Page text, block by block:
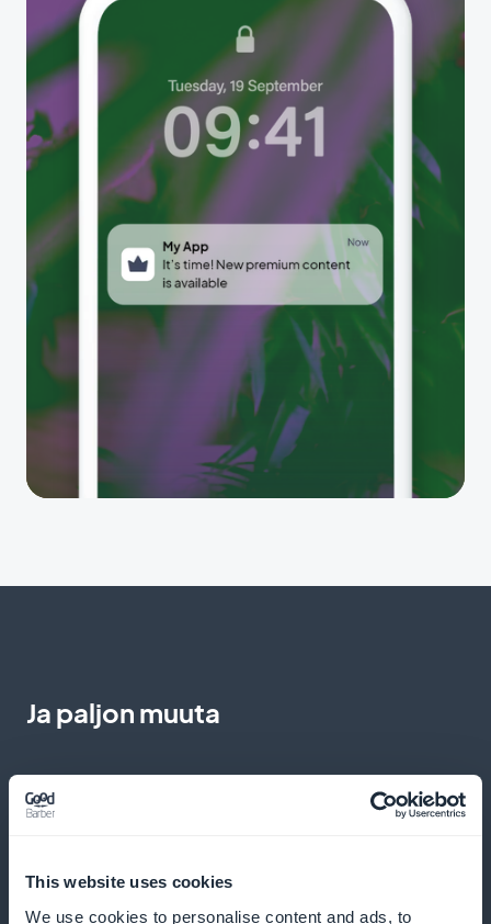
This website uses cookies
We use cookies to personalise content and ads, to
Ja paljon muuta
Yksityiskohtaiset analyysit